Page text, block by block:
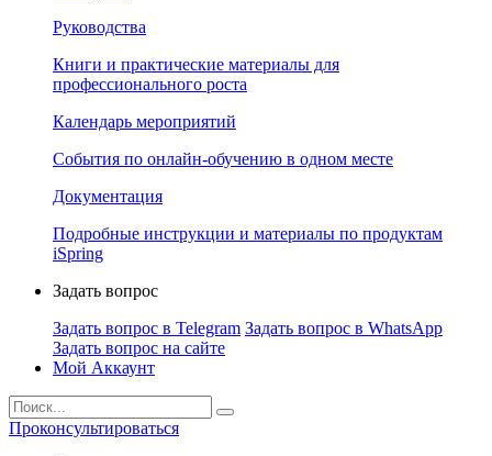
Руководства
Книги и практические материалы для
профессионального роста
Календарь мероприятий
События по онлайн-обучению в одном месте
Документация
Подробные инструкции и материалы по продуктам
iSpring
Задать вопрос
Задать вопрос в Telegram Задать вопрос в WhatsApp
Задать вопрос на сайте
Мой Аккаунт
Проконсультироваться